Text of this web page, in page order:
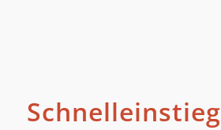
Schnelleinstieg